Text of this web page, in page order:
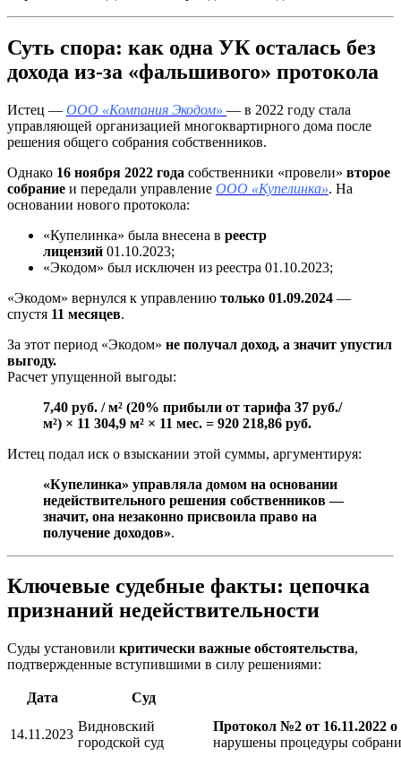
Суть спора: как одна УК осталась без
дохода из-за «фальшивого» протокола
Истец — ООО «Компания Экодом» — в 2022 году стала
управляющей организацией многоквартирного дома после
решения общего собрания собственников.
Однако 16 ноября 2022 года собственники «провели» второе
собрание и передали управление ООО «Купелинка». На
основании нового протокола:
«Купелинка» была внесена в реестр
лицензий 01.10.2023;
«Экодом» был исключен из реестра 01.10.2023;
«Экодом» вернулся к управлению только 01.09.2024 —
спустя 11 месяцев.
За этот период «Экодом» не получал доход, а значит упустил
выгоду.
Расчет упущенной выгоды:
7,40 руб. / м² (20% прибыли от тарифа 37 руб./
м²) × 11 304,9 м² × 11 мес. = 920 218,86 руб.
Истец подал иск о взыскании этой суммы, аргументируя:
«Купелинка» управляла домом на основании
недействительного решения собственников —
значит, она незаконно присвоила право на
получение доходов».
Ключевые судебные факты: цепочка
признаний недействительности
Суды установили критически важные обстоятельства,
подтвержденные вступившими в силу решениями:
Дата Суд
14.11.2023
Видновский
городской суд
Протокол №2 от 16.11.2022
нарушены процедуры